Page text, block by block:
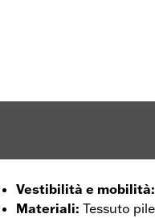
Vestibilità e mobilità:
Materiali: Tessuto